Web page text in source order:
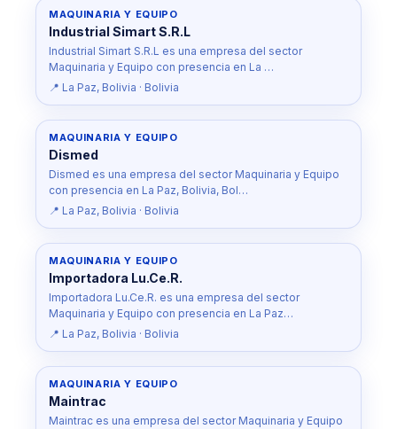
MAQUINARIA Y EQUIPO
Industrial Simart S.R.L
Industrial Simart S.R.L es una empresa del sector
Maquinaria y Equipo con presencia en La …
📍 La Paz, Bolivia · Bolivia
MAQUINARIA Y EQUIPO
Dismed
Dismed es una empresa del sector Maquinaria y Equipo
con presencia en La Paz, Bolivia, Bol…
📍 La Paz, Bolivia · Bolivia
MAQUINARIA Y EQUIPO
Importadora Lu.Ce.R.
Importadora Lu.Ce.R. es una empresa del sector
Maquinaria y Equipo con presencia en La Paz…
📍 La Paz, Bolivia · Bolivia
MAQUINARIA Y EQUIPO
Maintrac
Maintrac es una empresa del sector Maquinaria y Equipo